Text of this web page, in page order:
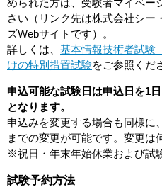
められた方は、受験者マイペー
さい（リンク先は株式会社シー
ズWebサイトです）。
詳しくは、 基本情報技術者試験
けの特別措置試験をご参照くだ
申込可能な試験日は申込日を1
となります。
申込みを変更する場合も同様に
までの変更が可能です。変更は
※祝日・年末年始休業および試
試験予約方法